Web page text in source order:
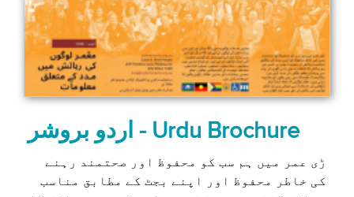
اردو بروشر ‒ Urdu Brochure
ڑی عمر میں ہم سب کو محفوظ اور صحتمند رہنے
کی خاطر محفوظ اور اپنے بجٹ کے مطابق مناسب